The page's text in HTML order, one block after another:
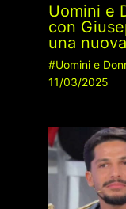
Uomini e
con
una
#Uomini e
11/03/2025